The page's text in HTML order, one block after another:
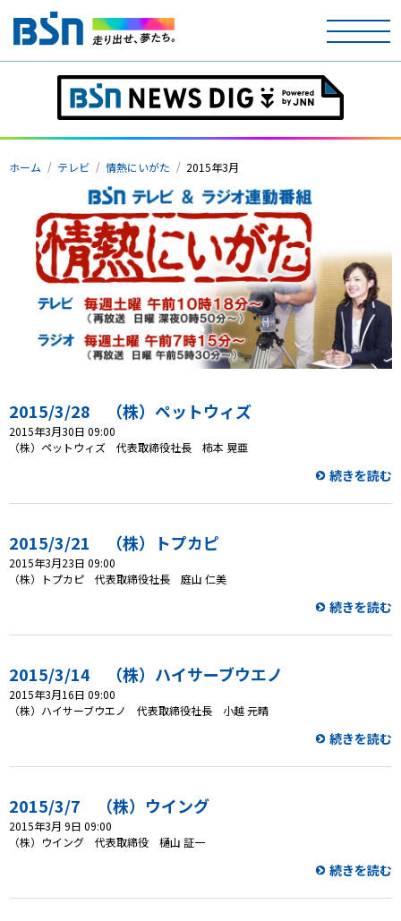
テレビ
ラジオ
アナウンサー
イベント
ニュース
プレゼント
会社概要・ビジョン
ホーム テレビ 情熱にいがた 2015年3月
2015/3/28 （株）ペットウィズ
2015年3月30日 09:00
（株）ペットウィズ 代表取締役社長 柿本 晃亜
続きを読む
2015/3/21 （株）トプカピ
2015年3月23日 09:00
（株）トプカピ 代表取締役社長 庭山 仁美
続きを読む
2015/3/14 （株）ハイサーブウエノ
2015年3月16日 09:00
（株）ハイサーブウエノ 代表取締役社長 小越 元晴
続きを読む
2015/3/7 （株）ウイング
2015年3月 9日 09:00
（株）ウイング 代表取締役 樋山 証一
続きを読む